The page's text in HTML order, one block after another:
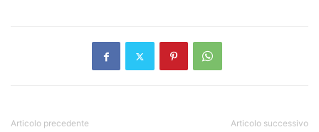
Articolo precedente Articolo successivo